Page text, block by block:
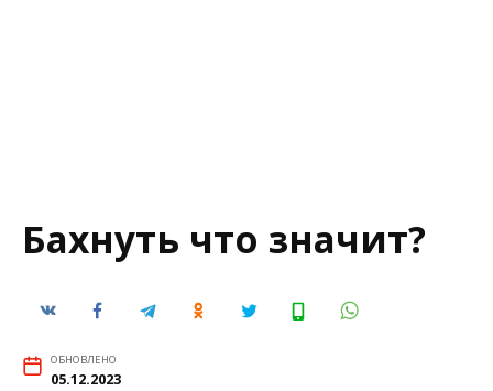
Бахнуть что значит?
ОБНОВЛЕНО
05.12.2023